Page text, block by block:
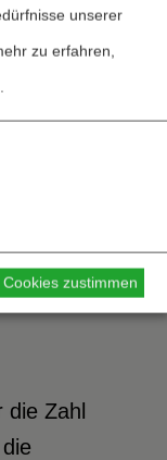
aus
Jahren –
die
und
Zahl
unserer
zu erfahren,
.
Cookies zustimmen